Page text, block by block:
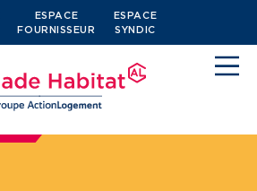
ESPACE
FOURNISSEUR
ESPACE
SYNDIC